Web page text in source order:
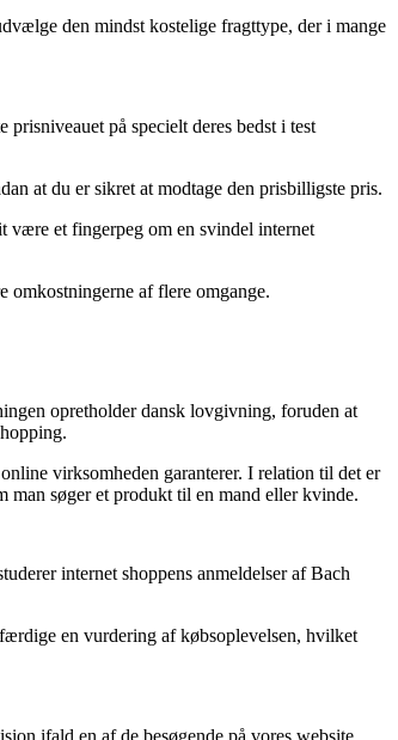
den mindst kostelige fragttype, der i mange
på specielt deres bedst i test
at du er sikret at modtage den prisbilligste pris.
være et fingerpeg om en svindel internet
af flere omgange.
opretholder dansk lovgivning, foruden at
virksomheden garanterer. I relation til det er
søger et produkt til en mand eller kvinde.
internet shoppens anmeldelser af Bach
en vurdering af købsoplevelsen, hvilket
ifald en af de besøgende på vores website